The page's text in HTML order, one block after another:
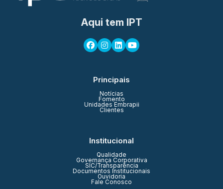
Aqui tem IPT
Principais
Notícias
Fomento
Unidades Embrapii
Clientes
Institucional
Qualidade
Governança Corporativa
SIC/Transparência
Documentos Institucionais
Ouvidoria
Fale Conosco